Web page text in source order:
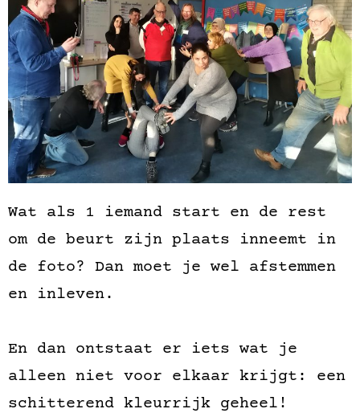
Wat als 1 iemand start en de rest
om de beurt zijn plaats inneemt in
de foto? Dan moet je wel afstemmen
en inleven.
En dan ontstaat er iets wat je
alleen niet voor elkaar krijgt: een
schitterend kleurrijk geheel!